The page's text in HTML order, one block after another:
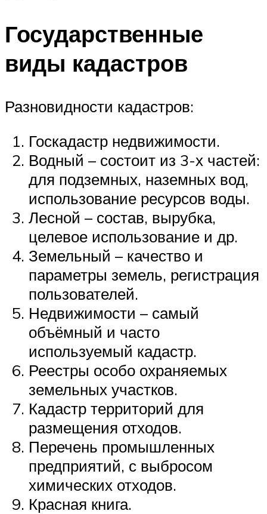
Государственные
виды кадастров
Разновидности кадастров:
Госкадастр недвижимости.
Водный – состоит из 3-х частей:
для подземных, наземных вод,
использование ресурсов воды.
Лесной – состав, вырубка,
целевое использование и др.
Земельный – качество и
параметры земель, регистрация
пользователей.
Недвижимости – самый
объёмный и часто
используемый кадастр.
Реестры особо охраняемых
земельных участков.
Кадастр территорий для
размещения отходов.
Перечень промышленных
предприятий, с выбросом
химических отходов.
Красная книга.